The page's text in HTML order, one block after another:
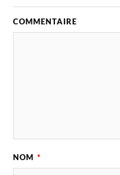
COMMENTAIRE
NOM *